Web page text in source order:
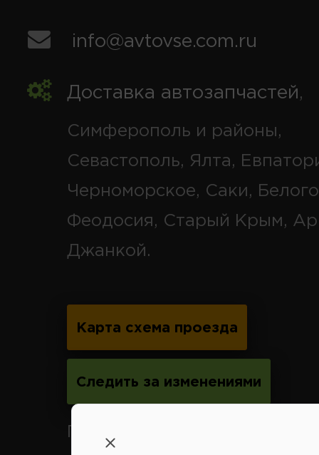
info@avtovse.com.ru
Доставка автозапчастей,
Симферополь и районы,
Севастополь, Ялта,
Черноморское, Саки,
Феодосия, Старый Крым,
Джанкой.
Карта схема проезда
Следить за изменениями